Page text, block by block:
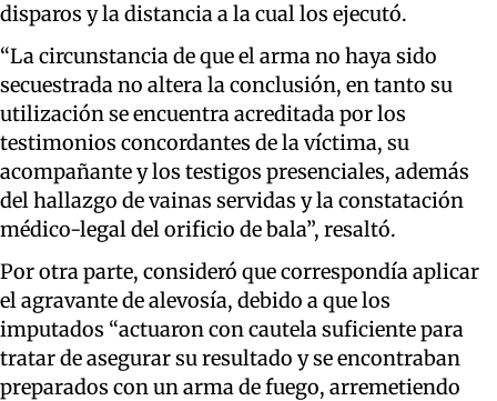
disparos y la distancia a la cual los ejecutó.
“La circunstancia de que el arma no haya sido
secuestrada no altera la conclusión, en tanto su
utilización se encuentra acreditada por los
testimonios concordantes de la víctima, su
acompañante y los testigos presenciales, además
del hallazgo de vainas servidas y la constatación
médico-legal del orificio de bala”, resaltó.
Por otra parte, consideró que correspondía aplicar
el agravante de alevosía, debido a que los
imputados “actuaron con cautela suficiente para
tratar de asegurar su resultado y se encontraban
preparados con un arma de fuego, arremetiendo